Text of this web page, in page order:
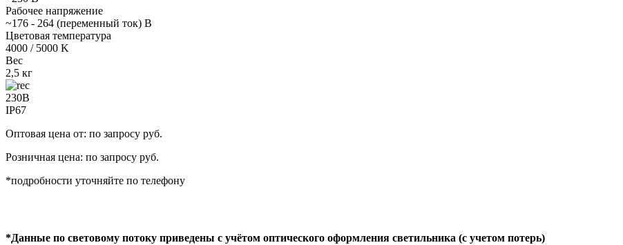
Рабочее напряжение
~176 - 264 (переменный ток) В
Цветовая температура
4000 / 5000 K
Вес
2,5 кг
230В
IP67
Оптовая цена от: по запросу руб.
Розничная цена: по запросу руб.
*подробности уточняйте по телефону
*Данные по световому потоку приведены с учётом оптического оформления светильника (с учетом потерь)